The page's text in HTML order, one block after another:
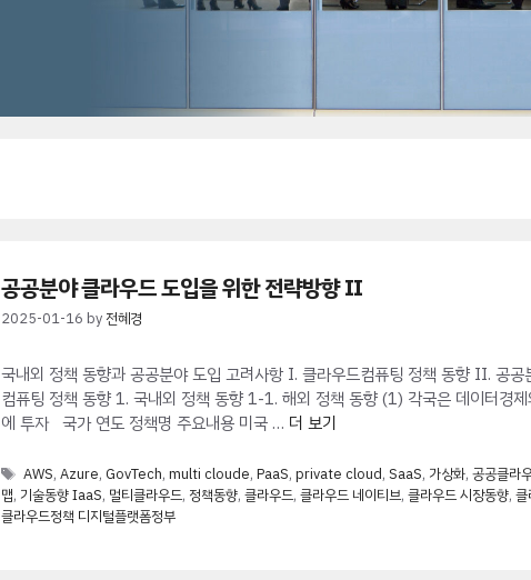
공공분야 클라우드 도입을 위한 전략방향 II
2025-01-16 by 전혜경
국내외 정책 동향과 공공분야 도입 고려사항 I. 클라우드컴퓨팅 정책 동향 II. 공
컴퓨팅 정책 동향 1. 국내외 정책 동향 1-1. 해외 정책 동향 (1) 각국은 데이터경
에 투자 국가 연도 정책명 주요내용 미국 … 더 보기
Tags
AWS,Azure,GovTech,multi cloude,PaaS,private cloud,SaaS, 가상화,공공클라
맵, 기술동향 IaaS, 멀티클라우드, 정책동향, 클라우드, 클라우드 네이티브, 클라우드 시장동향,
클라우드정책 디지털플랫폼정부